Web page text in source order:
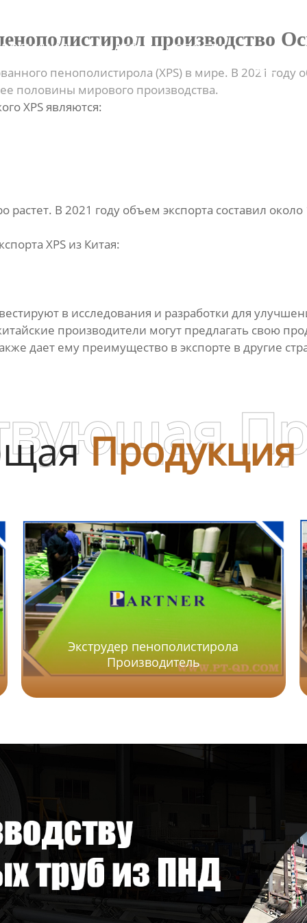
ВИДЕО НОВОСТИ
НАС
производство
пенополистирола (XPS) в мире. В 2021 году
половины мирового производства.
XPS являются:
растет. В 2021 году объем экспорта составил
XPS из Китая:
в исследования и разработки для
производители могут предлагать свою
дает ему преимущество в экспорте в другие
Продукция
Экструдер пенополистирола
Производитель